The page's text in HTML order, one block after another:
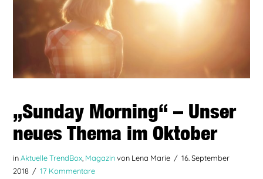
„Sunday Morning“ – Unser
neues Thema im Oktober
inAktuelle TrendBox Magazinvon Lena Marie
16. September
2018
17 Kommentare